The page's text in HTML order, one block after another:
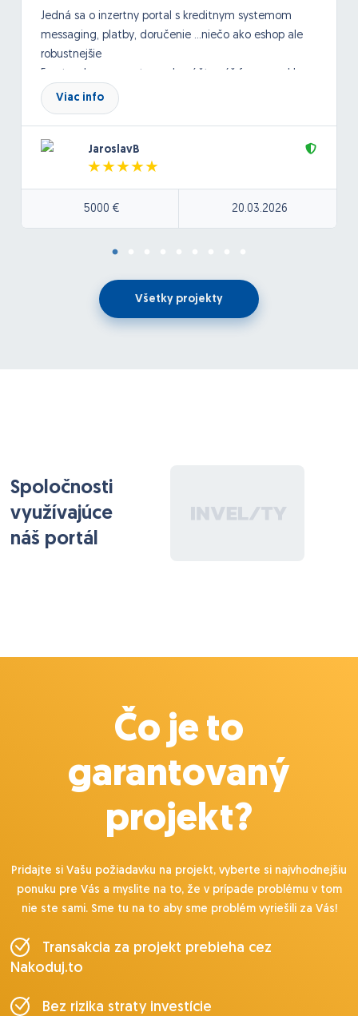
Jedná sa o inzertny portal s kreditnym systemom
messaging, platby, doručenie ...niečo ako eshop ale
robustnejšie
nativny optimalizovany kod ziadne cms, rýchly user
Upredonostňujeme človeka s referenciami v
rovnakom alebo približnom segmente
spoluprácu
vybraným dodávateľom
Viac info
JaroslavB
5000 € 20.03.2026
Všetky projekty
Spoločnosti
využívajúce
náš portál
Čo je to
garantovaný
projekt?
Pridajte si Vašu požiadavku na projekt, vyberte si najvhodnejšiu
ponuku pre Vás a myslite na to, že v prípade problému v tom
nie ste sami. Sme tu na to aby sme problém vyriešili za Vás!
Transakcia za projekt prebieha cez
Nakoduj.to
Bez rizika straty investície